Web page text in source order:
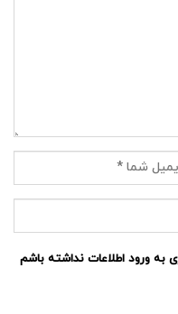
به ورود اطلاعات نداشته باشم